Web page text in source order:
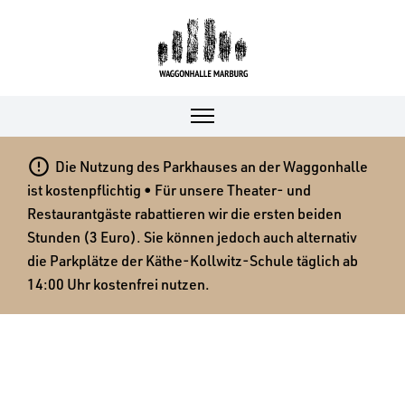
 Die Nutzung des Parkhauses an der Waggonhalle
ist kostenpflichtig • Für unsere Theater- und
Restaurantgäste rabattieren wir die ersten beiden
Stunden (3 Euro). Sie können jedoch auch alternativ
die Parkplätze der Käthe-Kollwitz-Schule täglich ab
14:00 Uhr kostenfrei nutzen.